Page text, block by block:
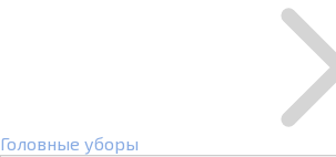
Головные уборы